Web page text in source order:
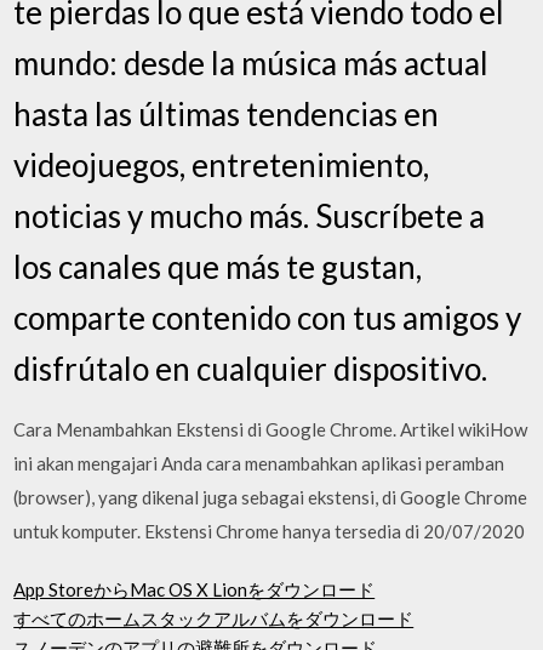
te pierdas lo que está viendo todo el
mundo: desde la música más actual
hasta las últimas tendencias en
videojuegos, entretenimiento,
noticias y mucho más. Suscríbete a
los canales que más te gustan,
comparte contenido con tus amigos y
disfrútalo en cualquier dispositivo.
Cara Menambahkan Ekstensi di Google Chrome. Artikel wikiHow
ini akan mengajari Anda cara menambahkan aplikasi peramban
(browser), yang dikenal juga sebagai ekstensi, di Google Chrome
untuk komputer. Ekstensi Chrome hanya tersedia di 20/07/2020
App StoreからMac OS X Lionをダウンロード
すべてのホームスタックアルバムをダウンロード